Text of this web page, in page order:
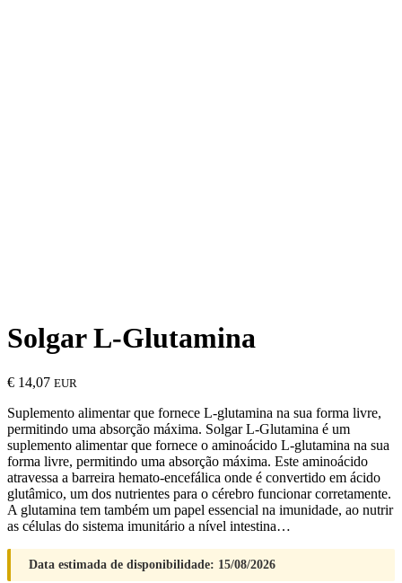
Solgar L-Glutamina
€ 14,07 EUR
Suplemento alimentar que fornece L-glutamina na sua forma livre,
permitindo uma absorção máxima. Solgar L-Glutamina é um
suplemento alimentar que fornece o aminoácido L-glutamina na sua
forma livre, permitindo uma absorção máxima. Este aminoácido
atravessa a barreira hemato-encefálica onde é convertido em ácido
glutâmico, um dos nutrientes para o cérebro funcionar corretamente.
A glutamina tem também um papel essencial na imunidade, ao nutrir
as células do sistema imunitário a nível intestina…
Data estimada de disponibilidade: 15/08/2026